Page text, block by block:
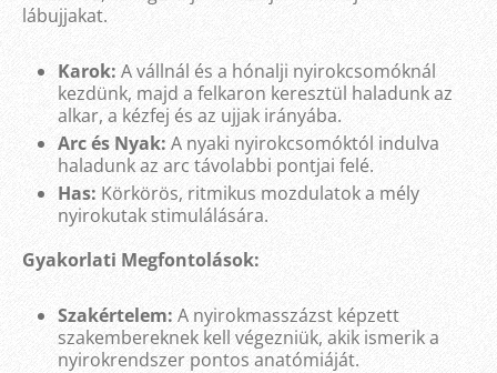
lábujjakat.
Karok: A vállnál és a hónalji nyirokcsomóknál
kezdünk, majd a felkaron keresztül haladunk az
alkar, a kézfej és az ujjak irányába.
Arc és Nyak: A nyaki nyirokcsomóktól indulva
haladunk az arc távolabbi pontjai felé.
Has: Körkörös, ritmikus mozdulatok a mély
nyirokutak stimulálására.
Gyakorlati Megfontolások:
Szakértelem: A nyirokmasszázst képzett
szakembereknek kell végezniük, akik ismerik a
nyirokrendszer pontos anatómiáját.